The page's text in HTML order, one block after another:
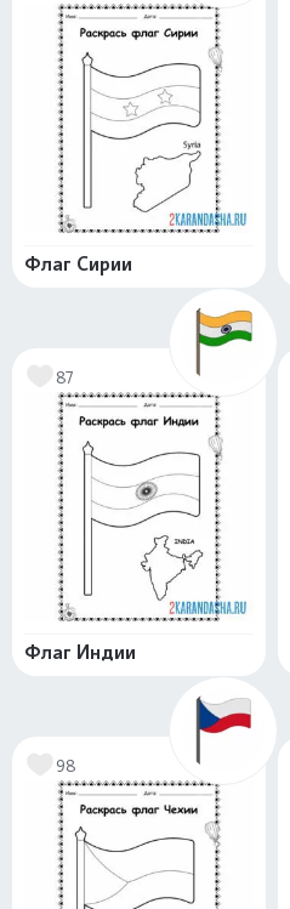
Флаг Сирии
87
Флаг Индии
98